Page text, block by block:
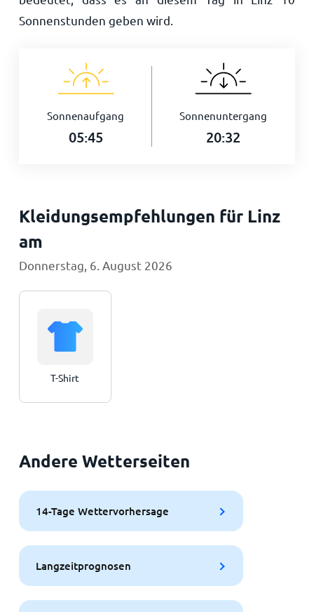
Sonnenstunden geben wird.
Sonnenaufgang
05:45
Sonnenuntergang
20:32
Kleidungsempfehlungen für Linz
am
Donnerstag, 6. August 2026
T-Shirt
Andere Wetterseiten
14-Tage Wettervorhersage
Langzeitprognosen